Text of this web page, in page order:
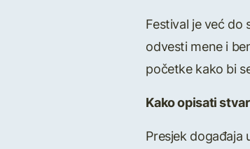
Festival je već do
odvesti mene i
početke kako bi
Kako opisati
Presjek događaja